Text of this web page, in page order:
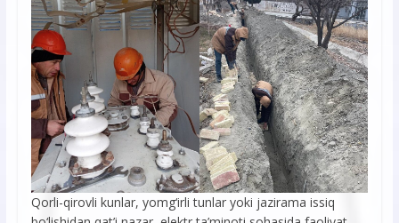
Qorli-qirovli kunlar, yomg‘irli tunlar yoki jazirama issiq